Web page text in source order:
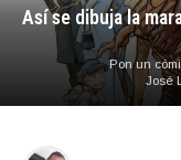
Así se dibuja la
Pon un
José